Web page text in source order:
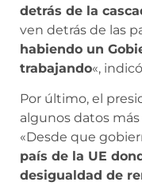
detrás de la
ven detrás de las
habiendo un
trabajando«,
Por último, el
algunos datos
«Desde que
país de la UE
desigualdad de